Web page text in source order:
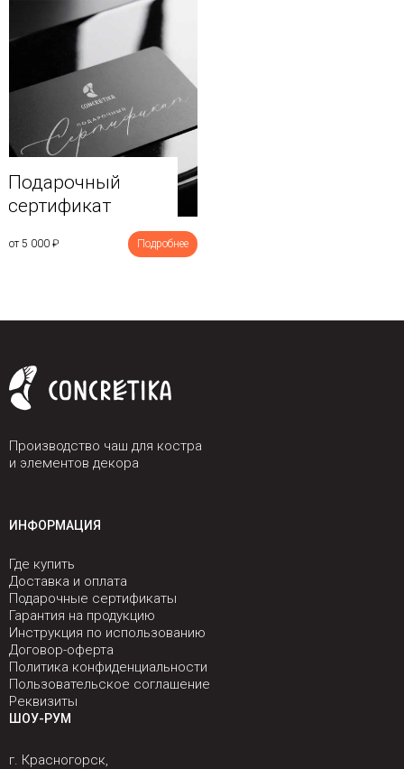
Подарочный
сертификат
от 5 000 ₽ Подробнее
Производство чаш для костра
и элементов декора
ИНФОРМАЦИЯ
Где купить
Доставка и оплата
Подарочные сертификаты
Гарантия на продукцию
Инструкция по использованию
Договор-оферта
Политика конфиденциальности
Пользовательское соглашение
Реквизиты
ШОУ-РУМ
г. Красногорск,